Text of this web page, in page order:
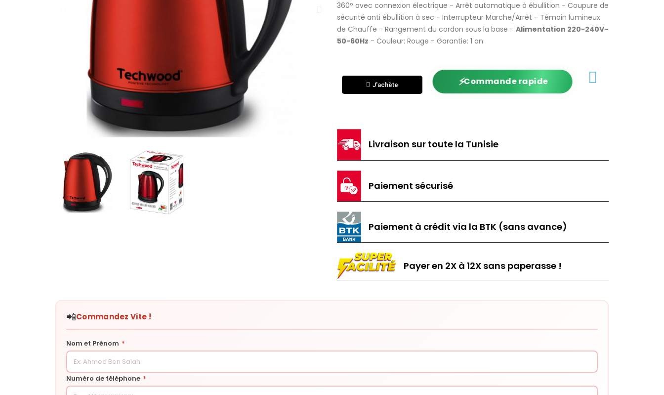
360° avec connexion électrique - Arrêt automatique à ébullition - Coupure de
sécurité anti ébullition à sec - Interrupteur Marche/Arrêt - Témoin lumineux
de Chauffe - Rangement du cordon sous la base - Alimentation 220-240V~
50-60Hz - Couleur: Rouge - Garantie: 1 an
J'achète ⚡Commande rapide
Livraison sur toute la Tunisie
Paiement sécurisé
Paiement à crédit via la BTK (sans avance)
Payer en 2X à 12X sans paperasse !
📲Commandez Vite !
Nom et Prénom *
Numéro de téléphone *